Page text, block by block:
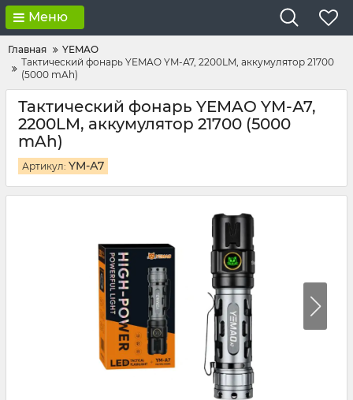
Меню
Главная
YEMAO
Тактический фонарь YEMAO YM-А7, 2200LM, аккумулятор 21700
(5000 mAh)
Тактический фонарь YEMAO YM-А7,
2200LM, аккумулятор 21700 (5000
mAh)
Артикул: YM-А7